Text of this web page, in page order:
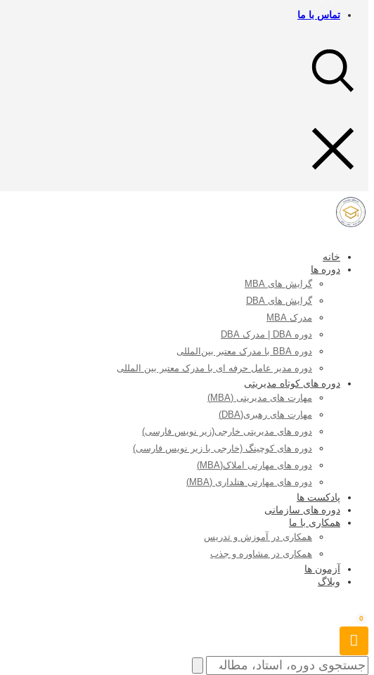
تماس با ما
خانه
دوره ها
گرایش های MBA
گرایش های DBA
مدرک MBA
دوره DBA | مدرک DBA
دوره BBA با مدرک معتبر بین‌المللی
دوره مدیر عامل حرفه ای با مدرک معتبر بین المللی
دوره های کوتاه مدیریتی
مهارت های مدیریتی (MBA)
مهارت های رهبری(DBA)
دوره های مدیریتی خارجی(زیر نویس فارسی)
دوره های کوچینگ (خارجی با زیر نویس فارسی)
دوره های مهارتی املاک(MBA)
دوره های مهارتی هتلداری (MBA)
پادکست ها
دوره های سازمانی
همکاری با ما
همکاری در آموزش و تدریس
همکاری در مشاوره و جذب
آزمون ها
وبلاگ
0